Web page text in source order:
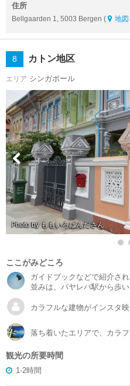
住所
Bellgaarden 1, 5003 Bergen ( 地図
8 カトン地区
エリア シンガポール
Photo by ももいろぱんだ
ここがみどころ
ガイドブックなどで紹介さ
並みは、パヤレバ駅から歩
カラフルな建物がインスタ
落ち着いたエリアで、カラ
観光の所要時間
1-2時間